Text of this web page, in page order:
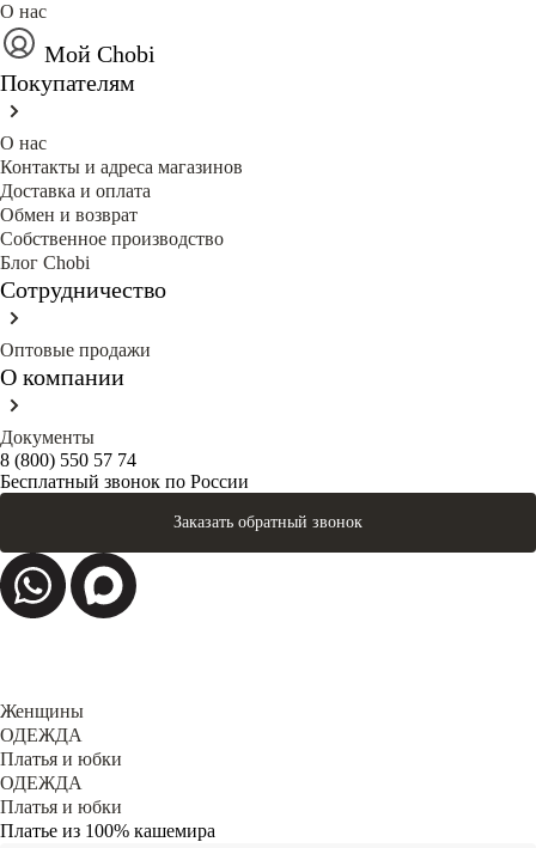
О нас
Мой Chobi
Покупателям
О нас
Контакты и адреса магазинов
Доставка и оплата
Обмен и возврат
Собственное производство
Блог Сhobi
Сотрудничество
Оптовые продажи
О компании
Документы
8 (800) 550 57 74
Бесплатный звонок по России
Заказать обратный звонок
Женщины
ОДЕЖДА
Платья и юбки
ОДЕЖДА
Платья и юбки
Платье из 100% кашемира